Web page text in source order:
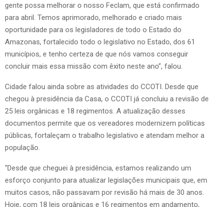
gente possa melhorar o nosso Feclam, que está confirmado
para abril. Temos aprimorado, melhorado e criado mais
oportunidade para os legisladores de todo o Estado do
Amazonas, fortalecido todo o legislativo no Estado, dos 61
municípios, e tenho certeza de que nós vamos conseguir
concluir mais essa missão com êxito neste ano”, falou.
Cidade falou ainda sobre as atividades do CCOTI. Desde que
chegou à presidência da Casa, o CCOTI já concluiu a revisão de
25 leis orgânicas e 18 regimentos. A atualização desses
documentos permite que os vereadores modernizem políticas
públicas, fortaleçam o trabalho legislativo e atendam melhor a
população.
“Desde que cheguei à presidência, estamos realizando um
esforço conjunto para atualizar legislações municipais que, em
muitos casos, não passavam por revisão há mais de 30 anos.
Hoje, com 18 leis orgânicas e 16 regimentos em andamento,